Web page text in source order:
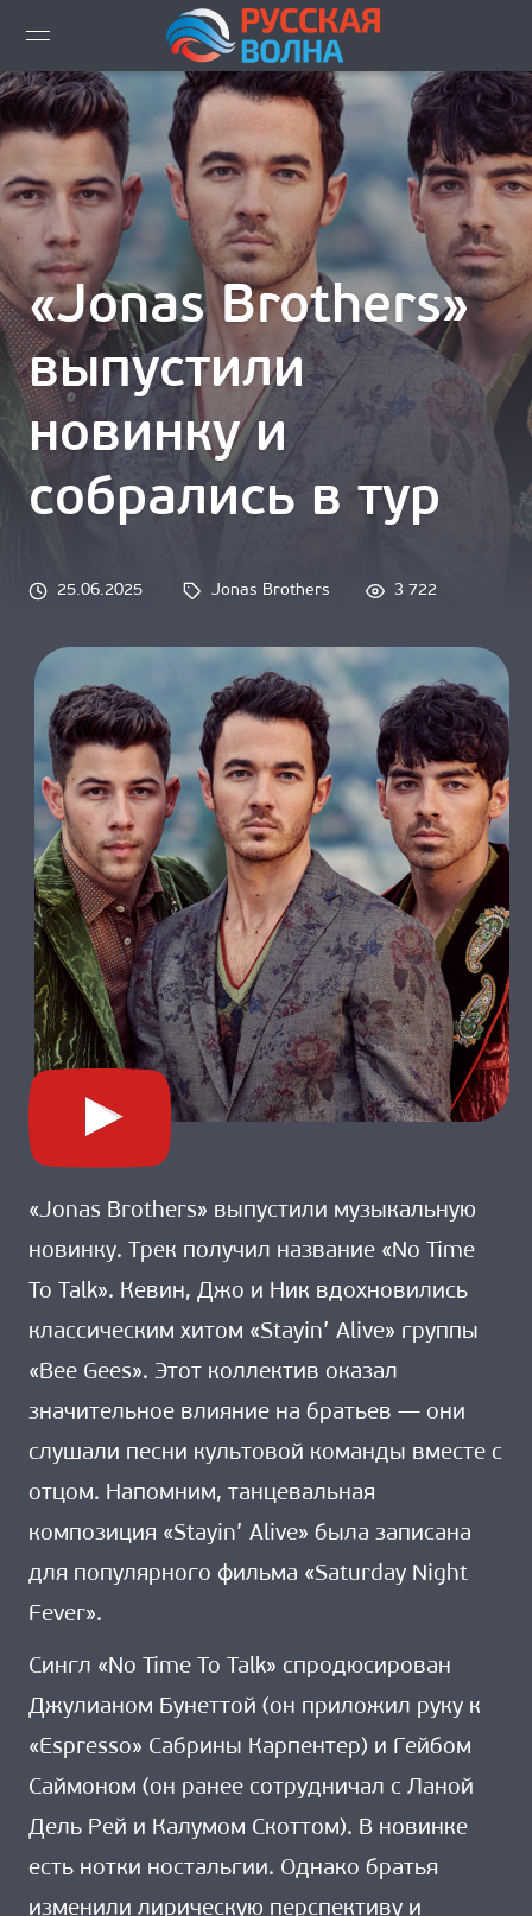
ВИДЕО LIVE
НОВОСТИ
НОВИНКИ ЭФИРА
ПЛЕЙЛИСТ
СКАЧАТЬ ЭФИР
КАК СЛУШАТЬ!?
ГОРОДА ВЕЩАНИЯ
«Jonas Brothers»
выпустили
новинку и
собрались в тур
25.06.2025 Jonas Brothers 3 722
«Jonas Brothers» выпустили музыкальную
новинку. Трек получил название «No Time
To Talk». Кевин, Джо и Ник вдохновились
классическим хитом «Stayin’ Alive» группы
«Bee Gees». Этот коллектив оказал
значительное влияние на братьев — они
слушали песни культовой команды вместе с
отцом. Напомним, танцевальная
композиция «Stayin’ Alive» была записана
для популярного фильма «Saturday Night
Fever».
Сингл «No Time To Talk» спродюсирован
Джулианом Бунеттой (он приложил руку к
«Espresso» Сабрины Карпентер) и Гейбом
Саймоном (он ранее сотрудничал с Ланой
Дель Рей и Калумом Скоттом). В новинке
есть нотки ностальгии. Однако братья
изменили лирическую перспективу и